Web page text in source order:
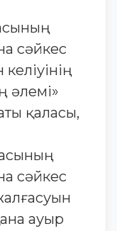
сәйкес
әлемі»
қаласы,
сәйкес
ауыр